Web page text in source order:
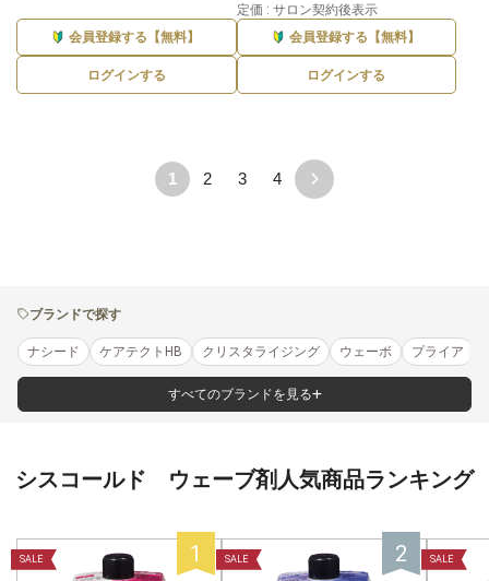
会員登録する【無料】
ログインする
定価 : サロン契約後表示
会員登録する【無料】
ログインする
1 2 3 4
ブランドで探す
ナシード ケアテクトHB クリスタライジング ウェーボ プライア
すべてのブランドを見る
シスコールド ウェーブ剤人気商品ランキング
SALE SALE SALE